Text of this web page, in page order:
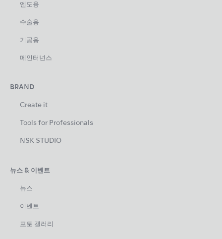
엔도용
수술용
기공용
메인터넌스
BRAND
Create it
Tools for Professionals
NSK STUDIO
뉴스 & 이벤트
뉴스
이벤트
포토 갤러리